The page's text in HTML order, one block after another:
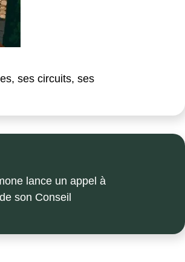
ses circuits, ses
lance un appel à
son Conseil